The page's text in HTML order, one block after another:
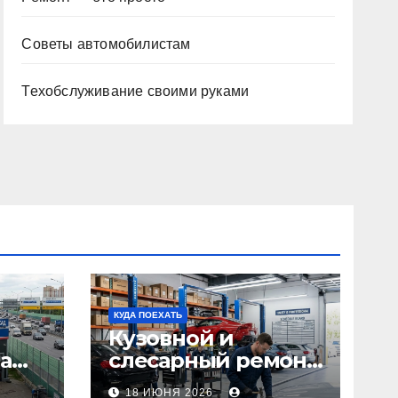
Советы автомобилистам
Техобслуживание своими руками
КУДА ПОЕХАТЬ
Кузовной и
слесарный ремонт
автомобилей:
18 ИЮНЯ 2026